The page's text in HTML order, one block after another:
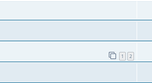
1 2